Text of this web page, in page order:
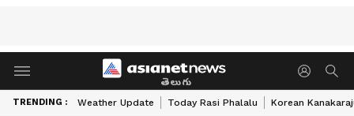
తెలుగు
TRENDING : Weather Update Today Rasi Phalalu Korean